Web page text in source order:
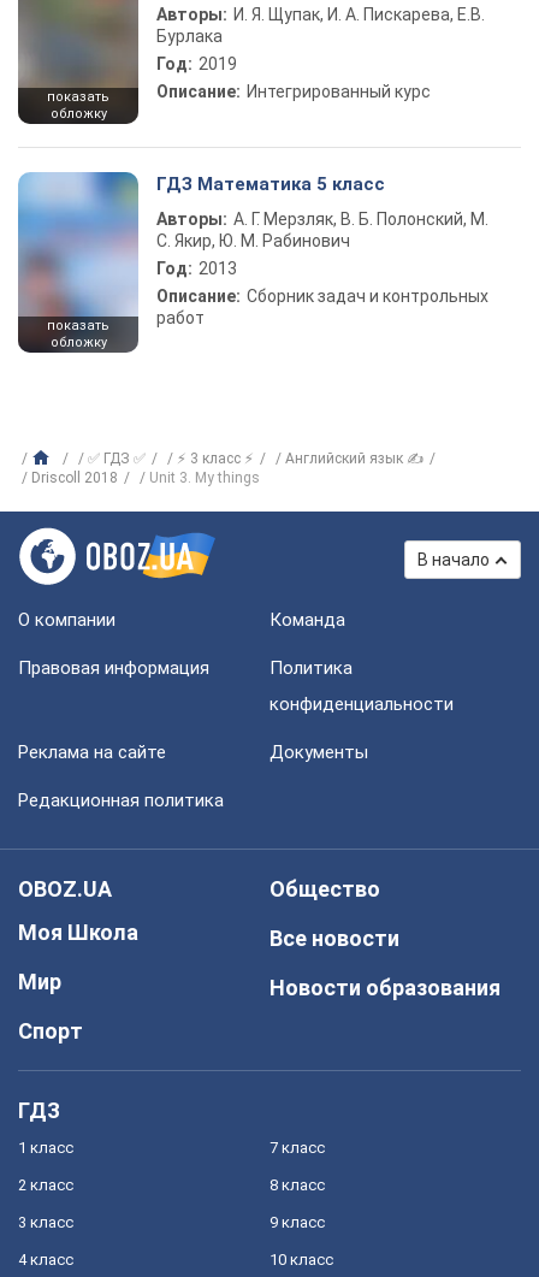
показать
обложку
Авторы: И. Я. Щупак, И. А. Пискарева, Е.В.
Бурлака
Год: 2019
Описание: Интегрированный курс
показать
обложку
ГДЗ Математика 5 класс
Авторы: А. Г. Мерзляк, В. Б. Полонский, М.
С. Якир, Ю. М. Рабинович
Год: 2013
Описание: Сборник задач и контрольных
работ
✅ ГДЗ ✅ ⚡ 3 класс ⚡
Английский язык ✍
Driscoll 2018
Unit 3. My things
В начало
О компании Команда
Правовая информация
Политика
конфиденциальности
Реклама на сайте Документы
Редакционная политика
OBOZ.UA
Моя Школа
Мир
Спорт
Общество
Все новости
Новости образования
ГДЗ
1 класс
2 класс
3 класс
4 класс
7 класс
8 класс
9 класс
10 класс